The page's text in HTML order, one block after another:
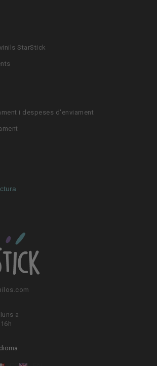
StarStick
i despeses d'enviament
a